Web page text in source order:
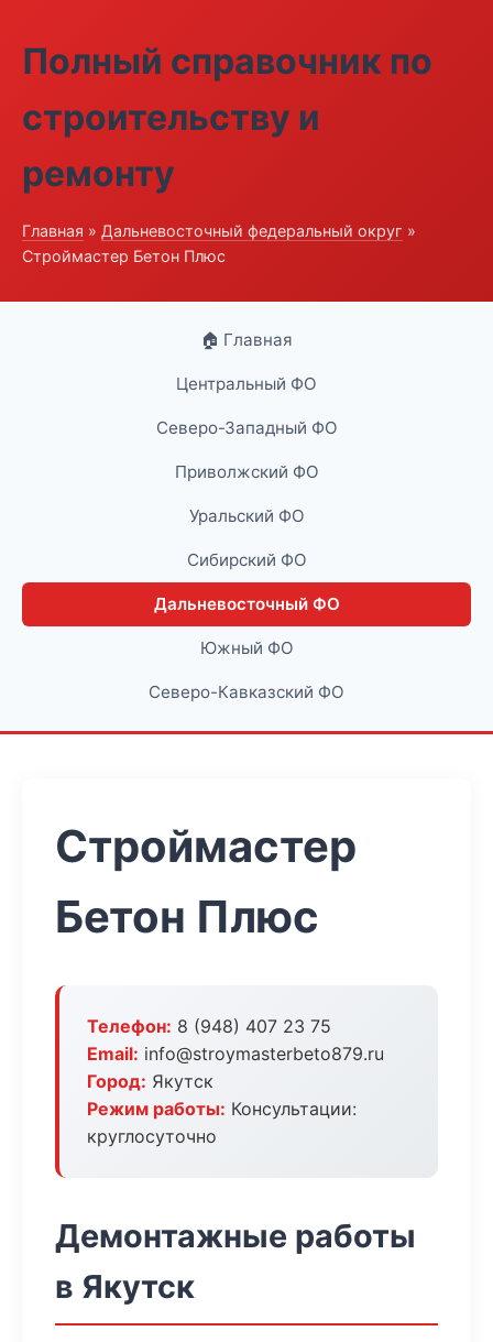
Полный справочник по
строительству и
ремонту
Главная » Дальневосточный федеральный округ »
Строймастер Бетон Плюс
🏠 Главная
Центральный ФО
Северо-Западный ФО
Приволжский ФО
Уральский ФО
Сибирский ФО
Дальневосточный ФО
Южный ФО
Северо-Кавказский ФО
Строймастер
Бетон Плюс
Телефон: 8 (948) 407 23 75
Email: info@stroymasterbeto879.ru
Город: Якутск
Режим работы: Консультации:
круглосуточно
Демонтажные работы
в Якутск